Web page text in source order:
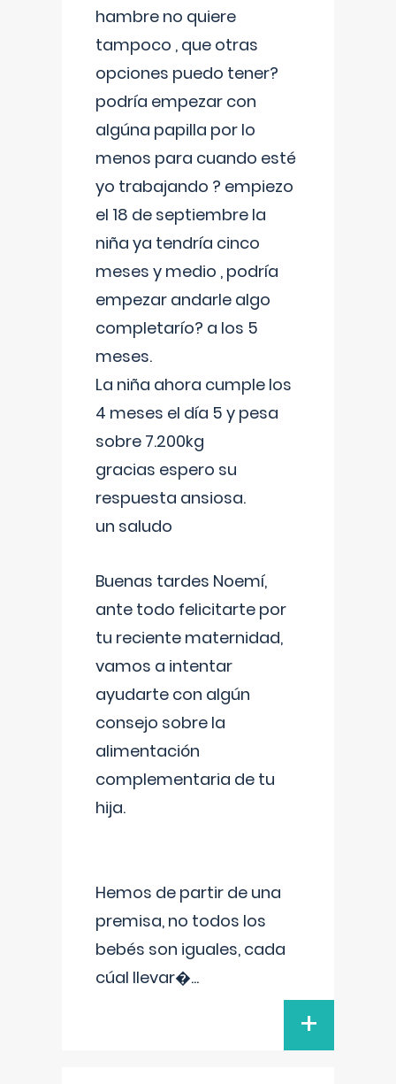
hambre no quiere
tampoco , que otras
opciones puedo tener?
podría empezar con
algúna papilla por lo
menos para cuando esté
yo trabajando ? empiezo
el 18 de septiembre la
niña ya tendría cinco
meses y medio , podría
empezar andarle algo
completarío? a los 5
meses.
La niña ahora cumple los
4 meses el día 5 y pesa
sobre 7.200kg
gracias espero su
respuesta ansiosa.
un saludo
Buenas tardes Noemí,
ante todo felicitarte por
tu reciente maternidad,
vamos a intentar
ayudarte con algún
consejo sobre la
alimentación
complementaria de tu
hija.
Hemos de partir de una
premisa, no todos los
bebés son iguales, cada
cúal llevar�...
+